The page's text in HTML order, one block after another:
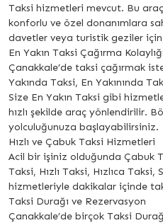
Taksi hizmetleri mevcut. Bu
konforlu ve özel donanımlara
davetler veya turistik geziler
En Yakın Taksi Çağırma
Çanakkale’de taksi çağırmak
Yakında Taksi, En Yakınında
Size En Yakın Taksi gibi
hızlı şekilde araç yönlendirilir.
yolculuğunuza başlayabilirsiniz.
Hızlı ve Çabuk Taksi Hizmetleri
Acil bir işiniz olduğunda Çabuk
Taksi, Hızlı Taksi, Hızlıca
hizmetleriyle dakikalar içinde
Taksi Durağı ve Rezervasyon
Çanakkale’de birçok Taksi